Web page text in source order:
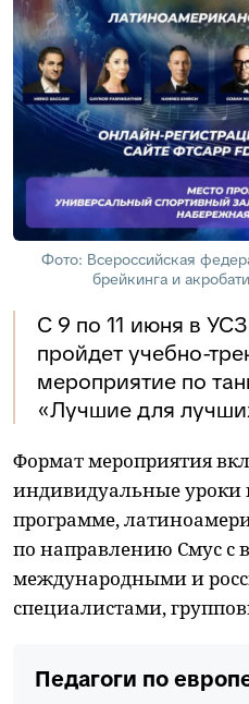
Фото: Всероссийская
брейкинга и
С 9 по 11 июня в
пройдет учебно-
мероприятие по
«Лучшие для
Формат мероприятия
индивидуальные уроки
программе,
по направлению Смус с
международными и
специалистами,
Педагоги по